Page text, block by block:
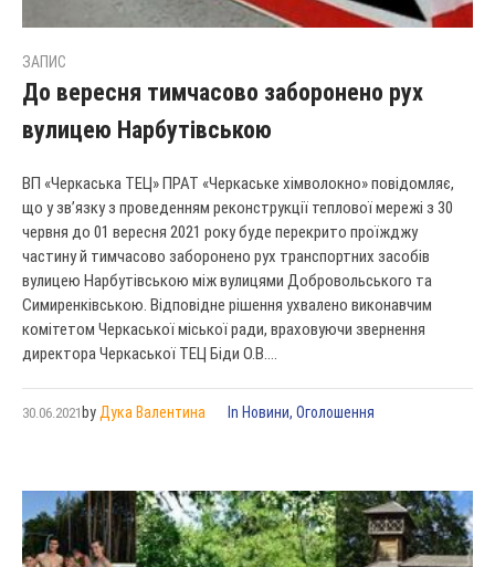
ЗАПИС
До вересня тимчасово заборонено рух
вулицею Нарбутівською
ВП «Черкаська ТЕЦ» ПРАТ «Черкаське хімволокно» повідомляє,
що у зв’язку з проведенням реконструкції теплової мережі з 30
червня до 01 вересня 2021 року буде перекрито проїжджу
частину й тимчасово заборонено рух транспортних засобів
вулицею Нарбутівською між вулицями Добровольського та
Симиренківською. Відповідне рішення ухвалено виконавчим
комітетом Черкаської міської ради, враховуючи звернення
директора Черкаської ТЕЦ Біди О.В....
30.06.2021 by Дука Валентина In Новини, Оголошення